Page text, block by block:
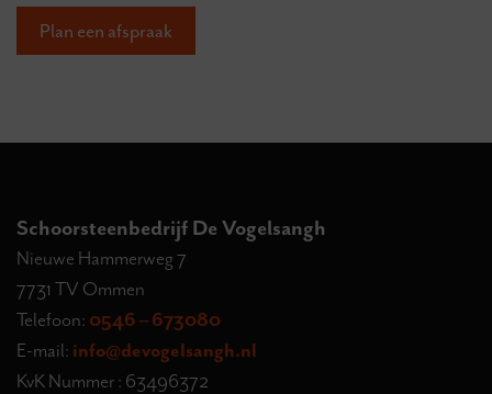
Plan een afspraak
Schoorsteenbedrijf De Vogelsangh
Nieuwe Hammerweg 7
7731 TV Ommen
Telefoon: 0546 – 673080
E-mail: info@devogelsangh.nl
KvK Nummer : 63496372